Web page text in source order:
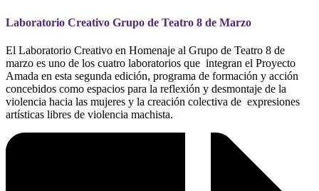
Laboratorio Creativo Grupo de Teatro 8 de Marzo
El Laboratorio Creativo en Homenaje al Grupo de Teatro 8 de
marzo es uno de los cuatro laboratorios que integran el Proyecto
Amada en esta segunda edición, programa de formación y acción
concebidos como espacios para la reflexión y desmontaje de la
violencia hacia las mujeres y la creación colectiva de expresiones
artísticas libres de violencia machista.